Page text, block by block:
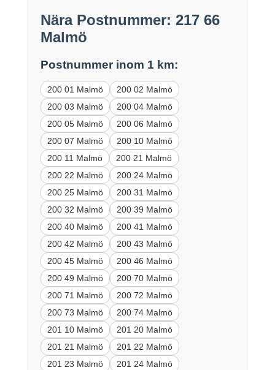
Nära Postnummer: 217 66
Malmö
Postnummer inom 1 km:
200 01 Malmö
200 02 Malmö
200 03 Malmö
200 04 Malmö
200 05 Malmö
200 06 Malmö
200 07 Malmö
200 10 Malmö
200 11 Malmö
200 21 Malmö
200 22 Malmö
200 24 Malmö
200 25 Malmö
200 31 Malmö
200 32 Malmö
200 39 Malmö
200 40 Malmö
200 41 Malmö
200 42 Malmö
200 43 Malmö
200 45 Malmö
200 46 Malmö
200 49 Malmö
200 70 Malmö
200 71 Malmö
200 72 Malmö
200 73 Malmö
200 74 Malmö
201 10 Malmö
201 20 Malmö
201 21 Malmö
201 22 Malmö
201 23 Malmö
201 24 Malmö